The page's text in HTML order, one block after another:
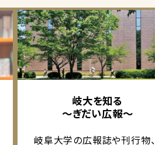
岐大を知る
～ぎだい広報～
岐阜大学の広報誌や刊行物、